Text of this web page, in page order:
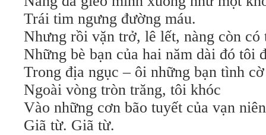
Trái tim ngưng đường máu.
Nhưng rồi vặn trở, lê lết, nàng còn có
Những bè bạn của hai năm dài đó tôi
Trong địa ngục – ôi những bạn tình
Ngoài vòng tròn trăng, tôi khóc
Vào những cơn bão tuyết của vạn
Giã từ. Giã từ.